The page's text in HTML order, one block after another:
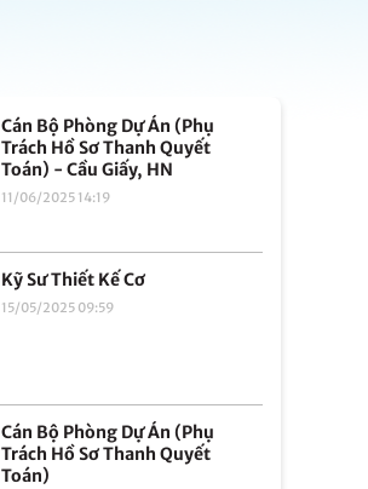
Cán Bộ Phòng Dự Án (Phụ
Trách Hồ Sơ Thanh Quyết
Toán) - Cầu Giấy, HN
11/06/2025 14:19
Kỹ Sư Thiết Kế Cơ
15/05/2025 09:59
Cán Bộ Phòng Dự Án (Phụ
Trách Hồ Sơ Thanh Quyết
Toán)